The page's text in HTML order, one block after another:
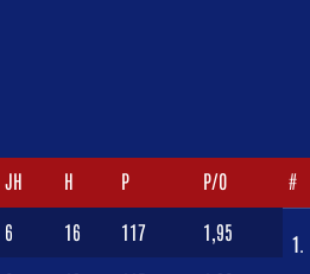
JH H P P/O
6 16 117 1,95
#
1.